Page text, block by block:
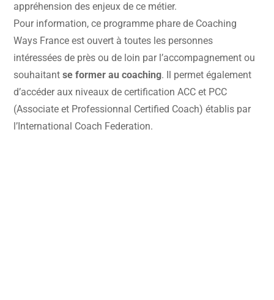
appréhension des enjeux de ce métier.
Pour information, ce programme phare de Coaching
Ways France est ouvert à toutes les personnes
intéressées de près ou de loin par l’accompagnement ou
souhaitantse former au coaching. Il permet également
d’accéder aux niveaux de certification ACC et PCC
(Associate et Professionnal Certified Coach) établis par
l’International Coach Federation.